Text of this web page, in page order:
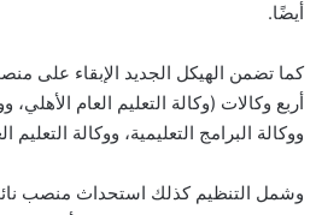
أيضًا.
كما تضمن الهيكل الجديد الإبقاء على
أربع وكالات (وكالة التعليم العام
ووكالة البرامج التعليمية، ووكالة التعليم
وشمل التنظيم كذلك استحداث منصب